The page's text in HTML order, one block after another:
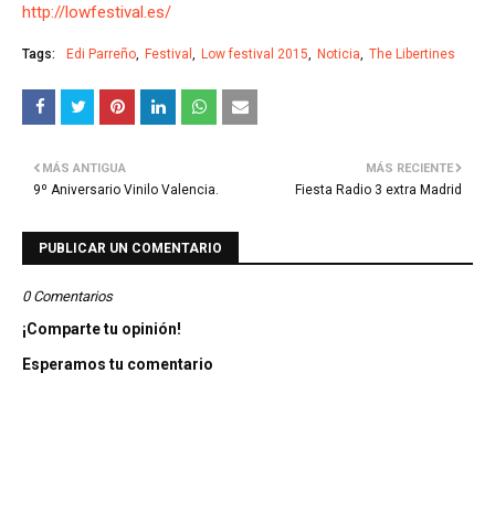
http://lowfestival.es/
Tags: Edi Parreño Festival Low festival 2015 Noticia The Libertines
MÁS RECIENTE
Fiesta Radio 3 extra Madrid
MÁS ANTIGUA
9º Aniversario Vinilo Valencia.
PUBLICAR UN COMENTARIO
0 Comentarios
¡Comparte tu opinión!
Esperamos tu comentario